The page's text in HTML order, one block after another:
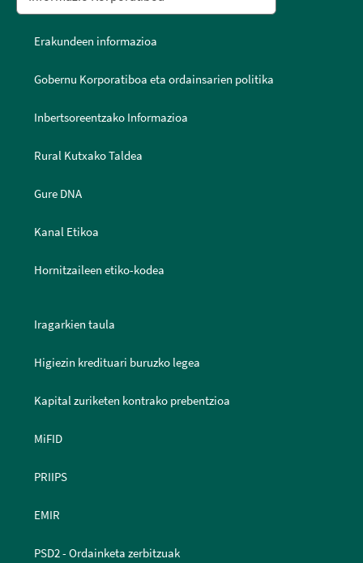
Erakundeen informazioa
Gobernu Korporatiboa eta ordainsarien politika
Inbertsoreentzako Informazioa
Rural Kutxako Taldea
Gure DNA
Kanal Etikoa
Hornitzaileen etiko-kodea
Iragarkien taula
Higiezin kredituari buruzko legea
Kapital zuriketen kontrako prebentzioa
MiFID
PRIIPS
EMIR
PSD2 - Ordainketa zerbitzuak